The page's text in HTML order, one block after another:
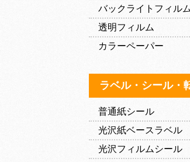
バックライトフィルム
透明フィルム
カラーペーパー
ラベル・シール・
普通紙シール
光沢紙ベースラベル
光沢フィルムシール